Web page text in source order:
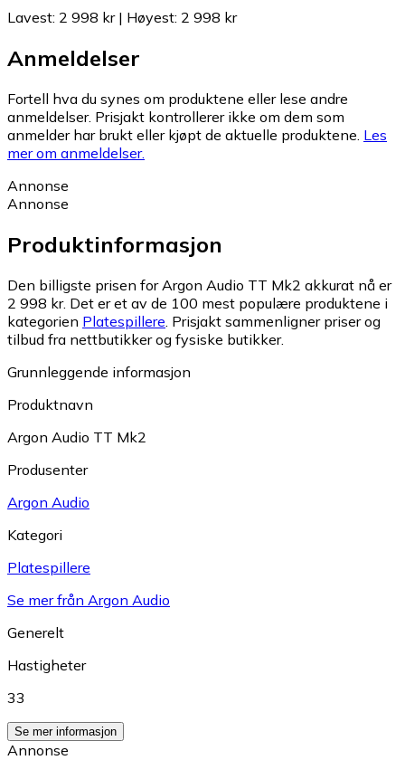
Lavest: 2 998 kr| Høyest: 2 998 kr
Anmeldelser
Fortell hva du synes om produktene eller lese andre
anmeldelser. Prisjakt kontrollerer ikke om dem som
anmelder har brukt eller kjøpt de aktuelle produktene. Les
mer om anmeldelser.
Annonse
Annonse
Produktinformasjon
Den billigste prisen for Argon Audio TT Mk2 akkurat nå er
2 998 kr. Det er et av de 100 mest populære produktene i
kategorien Platespillere Prisjakt sammenligner priser og
tilbud fra nettbutikker og fysiske butikker.
Grunnleggende informasjon
Produktnavn
Argon Audio TT Mk2
Produsenter
Argon Audio
Kategori
Platespillere
Se mer från Argon Audio
Generelt
Hastigheter
33
Se mer informasjon
Annonse